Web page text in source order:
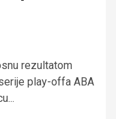
rezultatom
play-offa ABA